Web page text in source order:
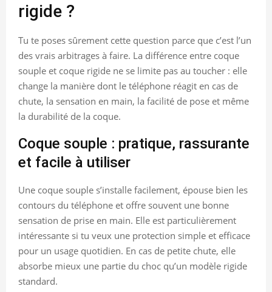
rigide ?
Tu te poses sûrement cette question parce que c’est l’un
des vrais arbitrages à faire. La différence entre coque
souple et coque rigide ne se limite pas au toucher : elle
change la manière dont le téléphone réagit en cas de
chute, la sensation en main, la facilité de pose et même
la durabilité de la coque.
Coque souple : pratique, rassurante
et facile à utiliser
Une coque souple s’installe facilement, épouse bien les
contours du téléphone et offre souvent une bonne
sensation de prise en main. Elle est particulièrement
intéressante si tu veux une protection simple et efficace
pour un usage quotidien. En cas de petite chute, elle
absorbe mieux une partie du choc qu’un modèle rigide
standard.